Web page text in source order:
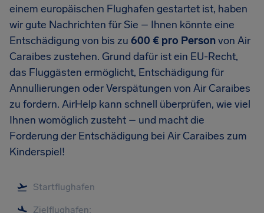
einem europäischen Flughafen gestartet ist, haben
wir gute Nachrichten für Sie – Ihnen könnte eine
Entschädigung von bis zu 600 € pro Personvon Air
Caraibes zustehen. Grund dafür ist ein EU-Recht,
das Fluggästen ermöglicht, Entschädigung für
Annullierungen oder Verspätungen von Air Caraibes
zu fordern. AirHelp kann schnell überprüfen, wie viel
Ihnen womöglich zusteht – und macht die
Forderung der Entschädigung bei Air Caraibes zum
Kinderspiel!